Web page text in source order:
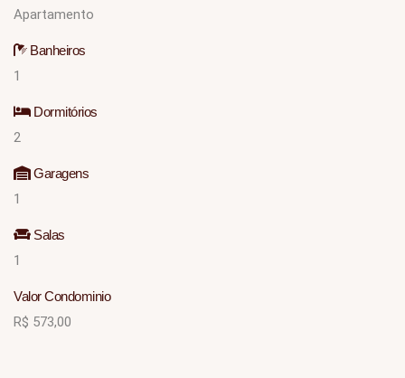
Apartamento
Banheiros
1
Dormitórios
2
Garagens
1
Salas
1
Valor Condominio
R$ 573,00